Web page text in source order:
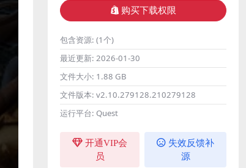
购买下载权限
包含资源: (1个)
最近更新: 2026-01-30
文件大小: 1.88 GB
文件版本: v2.10.279128.210279128
运行平台: Quest
开通VIP会
员
失效反馈补
源